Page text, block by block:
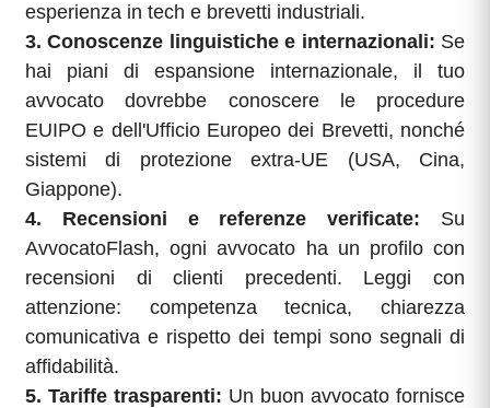
esperienza in tech e brevetti industriali.
3. Conoscenze linguistiche e internazionali: Se
hai piani di espansione internazionale, il tuo
avvocato dovrebbe conoscere le procedure
EUIPO e dell'Ufficio Europeo dei Brevetti, nonché
sistemi di protezione extra-UE (USA, Cina,
Giappone).
4. Recensioni e referenze verificate: Su
AvvocatoFlash, ogni avvocato ha un profilo con
recensioni di clienti precedenti. Leggi con
attenzione: competenza tecnica, chiarezza
comunicativa e rispetto dei tempi sono segnali di
affidabilità.
5. Tariffe trasparenti: Un buon avvocato fornisce